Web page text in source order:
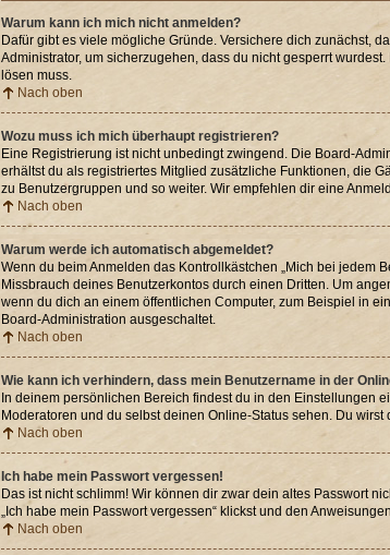
Warum kann ich mich nicht anmelden?
Dafür gibt es viele mögliche Gründe. Versichere dich zunächst,
Administrator, um sicherzugehen, dass du nicht gesperrt
lösen muss.
Nach oben
Wozu muss ich mich überhaupt registrieren?
Eine Registrierung ist nicht unbedingt zwingend. Die Board-
erhältst du als registriertes Mitglied zusätzliche Funktionen, die
zu Benutzergruppen und so weiter. Wir empfehlen dir eine
Nach oben
Warum werde ich automatisch abgemeldet?
Wenn du beim Anmelden das Kontrollkästchen „Mich bei jedem
Missbrauch deines Benutzerkontos durch einen Dritten. Um
wenn du dich an einem öffentlichen Computer, zum Beispiel in
Board-Administration ausgeschaltet.
Nach oben
Wie kann ich verhindern, dass mein Benutzername in der
In deinem persönlichen Bereich findest du in den Einstellungen
Moderatoren und du selbst deinen Online-Status sehen. Du
Nach oben
Ich habe mein Passwort vergessen!
Das ist nicht schlimm! Wir können dir zwar dein altes Passwort
„Ich habe mein Passwort vergessen“ klickst und den
Nach oben